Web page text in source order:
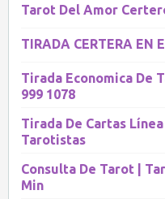
Tarot Del Amor
TIRADA CERTERA EN
Tirada Economica De
999 1078
Tirada De Cartas Línea
Tarotistas
Consulta De Tarot |
Min